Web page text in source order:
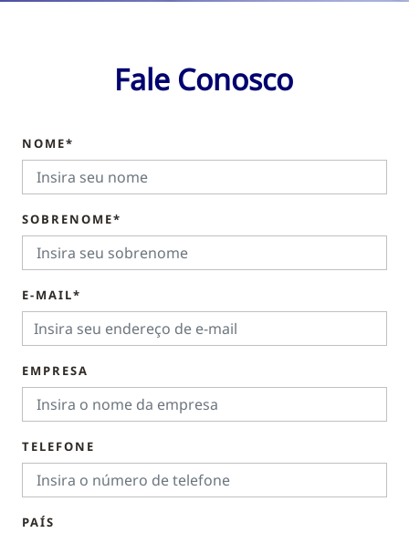
Fale Conosco
NOME*
SOBRENOME*
E-MAIL*
EMPRESA
TELEFONE
PAÍS